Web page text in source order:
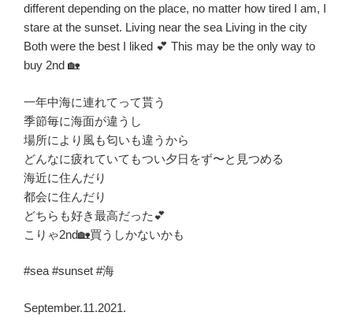
different depending on the place, no matter how tired I am, I
stare at the sunset. Living near the sea Living in the city
Both were the best I liked 💕 This may be the only way to
buy 2nd 🏡
一年中海に連れてって貰う
季節毎に海面が違うし
場所により風も匂いも違うから
どんなに疲れていてもつい夕日をず〜と見つめる
海近に住んだり
都会に住んだり
どちらも好き最高だった💕
こりゃ2nd🏡買うしかないかも
#sea #sunset #海
September.11.2021.